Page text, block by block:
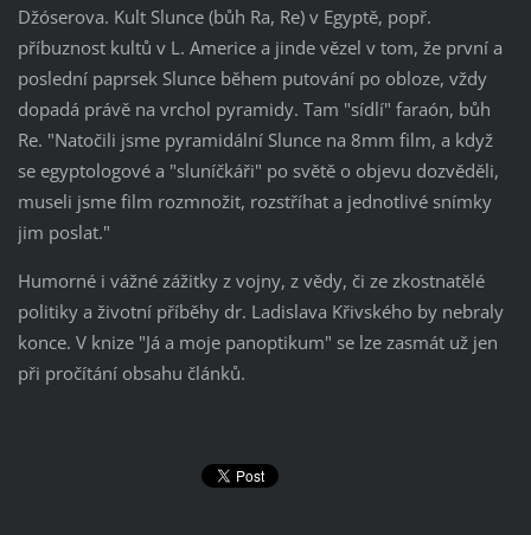
Džóserova. Kult Slunce (bůh Ra, Re) v Egyptě, popř.
příbuznost kultů v L. Americe a jinde vězel v tom, že první a
poslední paprsek Slunce během putování po obloze, vždy
dopadá právě na vrchol pyramidy. Tam "sídlí" faraón, bůh
Re. "Natočili jsme pyramidální Slunce na 8mm film, a když
se egyptologové a "sluníčkáři" po světě o objevu dozvěděli,
museli jsme film rozmnožit, rozstříhat a jednotlivé snímky
jim poslat."
Humorné i vážné zážitky z vojny, z vědy, či ze zkostnatělé
politiky a životní příběhy dr. Ladislava Křivského by nebraly
konce. V knize "Já a moje panoptikum" se lze zasmát už jen
při pročítání obsahu článků.